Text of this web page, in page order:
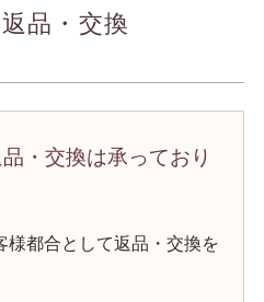
品・交換
・交換は承っており
様都合として返品・交換を